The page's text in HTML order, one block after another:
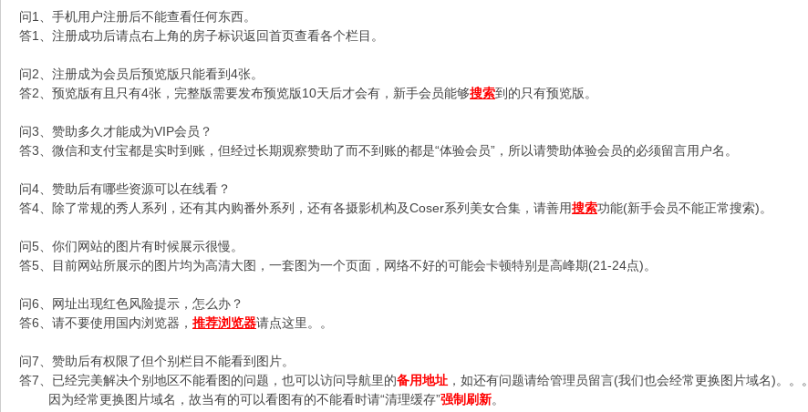
问1、手机用户注册后不能查看任何东西。
答1、注册成功后请点右上角的房子标识返回首页查看各个栏目。
问2、注册成为会员后预览版只能看到4张。
答2、预览版有且只有4张，完整版需要发布预览版10天后才会有，新手会员能够搜索到的只有预览版。
问3、赞助多久才能成为VIP会员？
答3、微信和支付宝都是实时到账，但经过长期观察赞助了而不到账的都是“体验会员”，所以请赞助体验会员的必须留言用户名。
问4、赞助后有哪些资源可以在线看？
答4、除了常规的秀人系列，还有其内购番外系列，还有各摄影机构及Coser系列美女合集，请善用搜索功能(新手会员不能正常搜索)。
问5、你们网站的图片有时候展示很慢。
答5、目前网站所展示的图片均为高清大图，一套图为一个页面，网络不好的可能会卡顿特别是高峰期(21-24点)。
问6、网址出现红色风险提示，怎么办？
答6、请不要使用国内浏览器， 推荐浏览器请点这里。。
问7、赞助后有权限了但个别栏目不能看到图片。
答7、已经完美解决个别地区不能看图的问题，也可以访问导航里的备用地址 ，如还有问题请给管理员留言(我们也会经常更换图片域名)。。。
因为经常更换图片域名，故当有的可以看图有的不能看时请“清理缓存”强制刷新。